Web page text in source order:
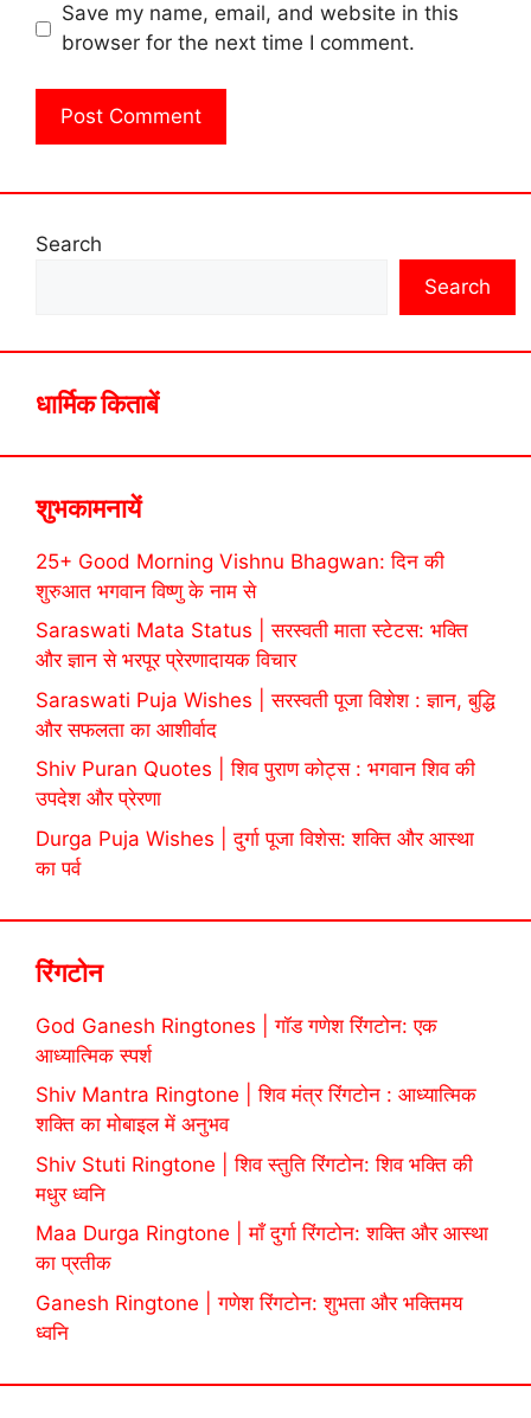
Save my name, email, and website in this
browser for the next time I comment.
Search
Search
धार्मिक किताबें
शुभकामनायें
25+ Good Morning Vishnu Bhagwan: दिन की
शुरुआत भगवान विष्णु के नाम से
Saraswati Mata Status | सरस्वती माता स्टेटस: भक्ति
और ज्ञान से भरपूर प्रेरणादायक विचार
Saraswati Puja Wishes | सरस्वती पूजा विशेश : ज्ञान, बुद्धि
और सफलता का आशीर्वाद
Shiv Puran Quotes | शिव पुराण कोट्स : भगवान शिव की
उपदेश और प्रेरणा
Durga Puja Wishes | दुर्गा पूजा विशेस: शक्ति और आस्था
का पर्व
रिंगटोन
God Ganesh Ringtones | गॉड गणेश रिंगटोन: एक
आध्यात्मिक स्पर्श
Shiv Mantra Ringtone | शिव मंत्र रिंगटोन : आध्यात्मिक
शक्ति का मोबाइल में अनुभव
Shiv Stuti Ringtone | शिव स्तुति रिंगटोन: शिव भक्ति की
मधुर ध्वनि
Maa Durga Ringtone | माँ दुर्गा रिंगटोन: शक्ति और आस्था
का प्रतीक
Ganesh Ringtone | गणेश रिंगटोन: शुभता और भक्तिमय
ध्वनि